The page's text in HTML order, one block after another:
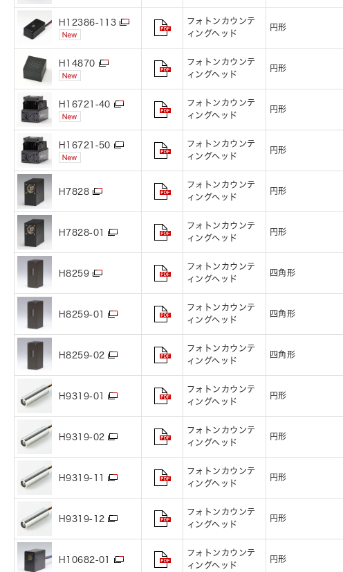
H12386-113
フォトンカウンテ
ィングヘッド
円形
H14870
フォトンカウンテ
ィングヘッド
円形
H16721-40
フォトンカウンテ
ィングヘッド
円形
H16721-50
フォトンカウンテ
ィングヘッド
円形
H7828
フォトンカウンテ
ィングヘッド
円形
H7828-01
フォトンカウンテ
ィングヘッド
円形
H8259
フォトンカウンテ
ィングヘッド
四角形
H8259-01
フォトンカウンテ
ィングヘッド
四角形
H8259-02
フォトンカウンテ
ィングヘッド
四角形
H9319-01
フォトンカウンテ
ィングヘッド
円形
H9319-02
フォトンカウンテ
ィングヘッド
円形
H9319-11
フォトンカウンテ
ィングヘッド
円形
H9319-12
フォトンカウンテ
ィングヘッド
円形
H10682-01
フォトンカウンテ
ィングヘッド
円形